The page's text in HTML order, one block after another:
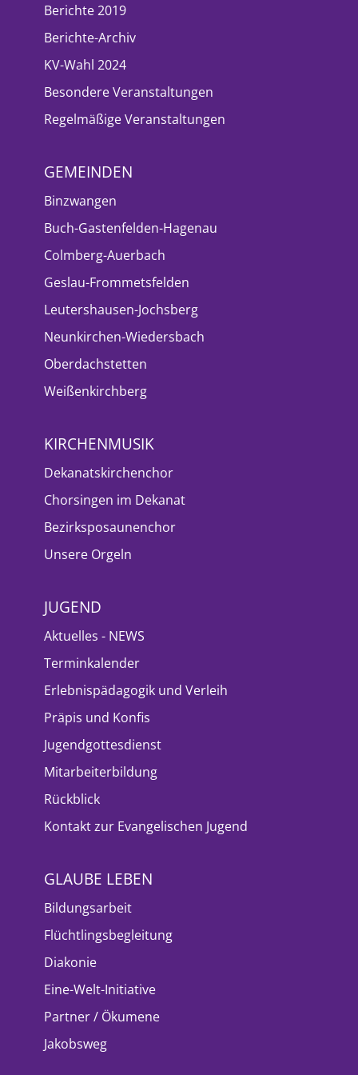
Berichte 2019
Berichte-Archiv
KV-Wahl 2024
Besondere Veranstaltungen
Regelmäßige Veranstaltungen
GEMEINDEN
Binzwangen
Buch-Gastenfelden-Hagenau
Colmberg-Auerbach
Geslau-Frommetsfelden
Leutershausen-Jochsberg
Neunkirchen-Wiedersbach
Oberdachstetten
Weißenkirchberg
KIRCHENMUSIK
Dekanatskirchenchor
Chorsingen im Dekanat
Bezirksposaunenchor
Unsere Orgeln
JUGEND
Aktuelles - NEWS
Terminkalender
Erlebnispädagogik und Verleih
Präpis und Konfis
Jugendgottesdienst
Mitarbeiterbildung
Rückblick
Kontakt zur Evangelischen Jugend
GLAUBE LEBEN
Bildungsarbeit
Flüchtlingsbegleitung
Diakonie
Eine-Welt-Initiative
Partner / Ökumene
Jakobsweg